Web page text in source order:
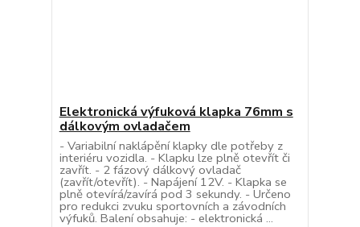
Elektronická výfuková klapka 76mm s
dálkovým ovladačem
- Variabilní naklápění klapky dle potřeby z
interiéru vozidla. - Klapku lze plně otevřít či
zavřít. - 2 fázový dálkový ovladač
(zavřít/otevřít). - Napájení 12V. - Klapka se
plně otevírá/zavírá pod 3 sekundy. - Určeno
pro redukci zvuku sportovních a závodních
výfuků. Balení obsahuje: - elektronická ...